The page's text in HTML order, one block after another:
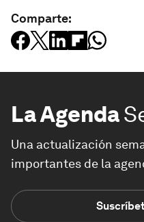
Comparte:
La Agenda
Una actualización
importantes de la